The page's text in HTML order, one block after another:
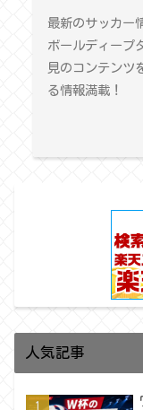
最新のサッカー
ボールディープ
見のコンテンツ
る情報満載！
人気記事